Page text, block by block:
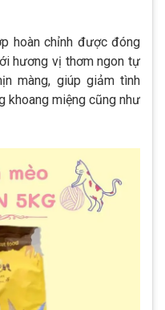
hoàn chỉnh được đóng
hương vị thơm ngon tự
màng, giúp giảm tình
khoang miệng cũng như